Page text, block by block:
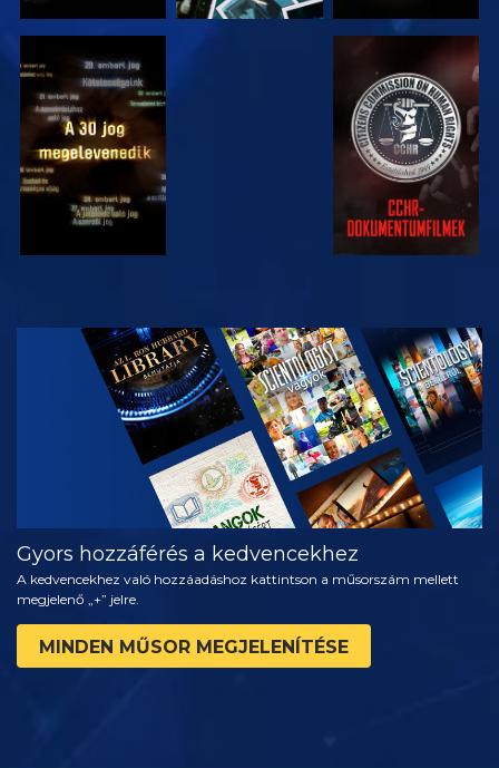
MŰSORNÉZÉS MŰSORNÉZÉS
MŰSORNÉZÉS
A SOROZAT
RÉSZEI
Gyors hozzáférés a kedvencekhez
A kedvencekhez való hozzáadáshoz kattintson a műsorszám mellett
megjelenő „+” jelre.
MINDEN MŰSOR MEGJELENÍTÉSE